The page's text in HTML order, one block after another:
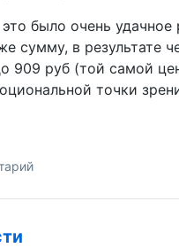
было очень
сумму, в результате
909 руб (той самой
точки